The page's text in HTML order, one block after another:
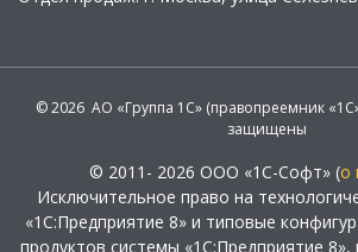
© 2026 АО «Группа 1С» (правопреемник
защищены
© 2011- 2026 ООО «1С-Софт» (о
Исключительное право на
«1С:Предприятие 8» и типовые
продуктов системы «1С:Предприятие 8»,